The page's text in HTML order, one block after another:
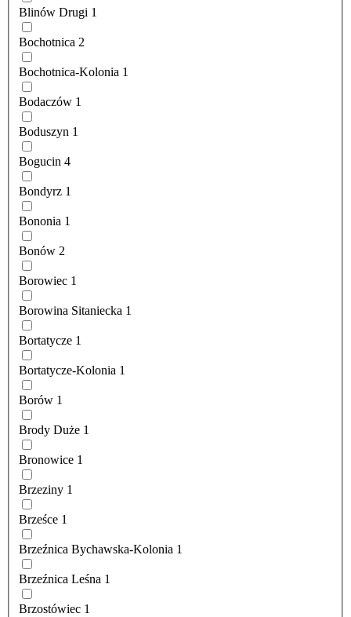
Blinów Drugi 1
Bochotnica 2
Bochotnica-Kolonia 1
Bodaczów 1
Boduszyn 1
Bogucin 4
Bondyrz 1
Bononia 1
Bonów 2
Borowiec 1
Borowina Sitaniecka 1
Bortatycze 1
Bortatycze-Kolonia 1
Borów 1
Brody Duże 1
Bronowice 1
Brzeziny 1
Brześce 1
Brzeźnica Bychawska-Kolonia 1
Brzeźnica Leśna 1
Brzostówiec 1